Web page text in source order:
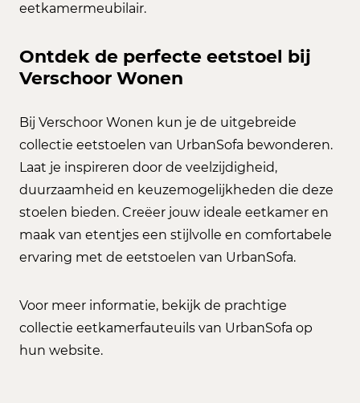
eetkamermeubilair.
Ontdek de perfecte eetstoel bij
Verschoor Wonen
Bij Verschoor Wonen kun je de uitgebreide
collectie eetstoelen van UrbanSofa bewonderen.
Laat je inspireren door de veelzijdigheid,
duurzaamheid en keuzemogelijkheden die deze
stoelen bieden. Creëer jouw ideale eetkamer en
maak van etentjes een stijlvolle en comfortabele
ervaring met de eetstoelen van UrbanSofa.
Voor meer informatie, bekijk de prachtige
collectie eetkamerfauteuils van UrbanSofa op
hun website.